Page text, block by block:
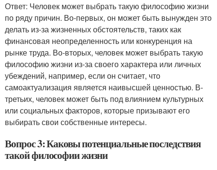
Ответ: Человек может выбрать такую философию жизни
по ряду причин. Во-первых, он может быть вынужден это
делать из-за жизненных обстоятельств, таких как
финансовая неопределенность или конкуренция на
рынке труда. Во-вторых, человек может выбрать такую
философию жизни из-за своего характера или личных
убеждений, например, если он считает, что
самоактуализация является наивысшей ценностью. В-
третьих, человек может быть под влиянием культурных
или социальных факторов, которые призывают его
выбирать свои собственные интересы.
Вопрос 3: Каковы потенциальные последствия
такой философии жизни